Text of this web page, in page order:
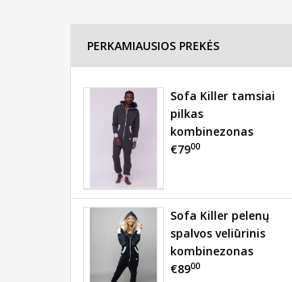
PERKAMIAUSIOS PREKĖS
Sofa Killer tamsiai
pilkas
kombinezonas
€7900
Sofa Killer pelenų
spalvos veliūrinis
kombinezonas
€8900